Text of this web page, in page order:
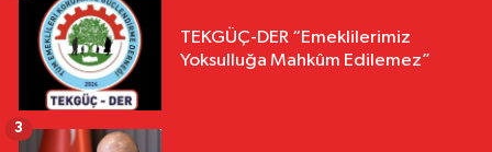
TEKGÜÇ-DER “Emeklilerimiz
Yoksulluğa Mahkûm Edilemez”
3